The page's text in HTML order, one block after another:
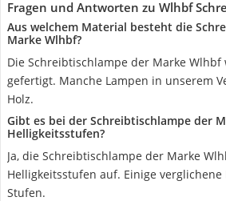
Fragen und Antworten zu Wlhbf
Aus welchem Material besteht die
Marke Wlhbf?
Die Schreibtischlampe der Marke
gefertigt. Manche Lampen in unserem
Holz.
Gibt es bei der Schreibtischlampe der
Helligkeitsstufen?
Ja, die Schreibtischlampe der Marke
Helligkeitsstufen auf. Einige
Stufen.